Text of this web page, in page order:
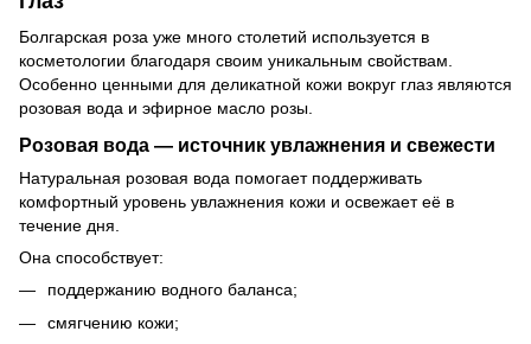
Болгарская роза уже много столетий используется в
косметологии благодаря своим уникальным свойствам.
Особенно ценными для деликатной кожи вокруг глаз являются
розовая вода и эфирное масло розы.
Розовая вода — источник увлажнения и свежести
Натуральная розовая вода помогает поддерживать
комфортный уровень увлажнения кожи и освежает её в
течение дня.
Она способствует:
поддержанию водного баланса;
смягчению кожи;